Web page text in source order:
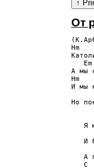
От
Hm
Em
А мы
Hm
И мы
Но
Я
И
А
C